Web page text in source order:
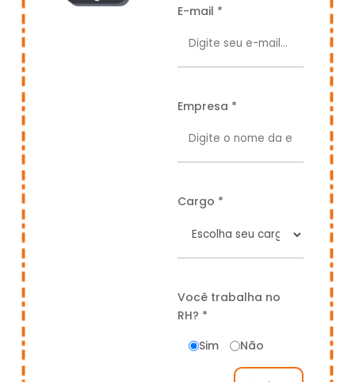
E-mail *
Empresa *
Cargo *
Você trabalha no
RH? *
Sim
Não